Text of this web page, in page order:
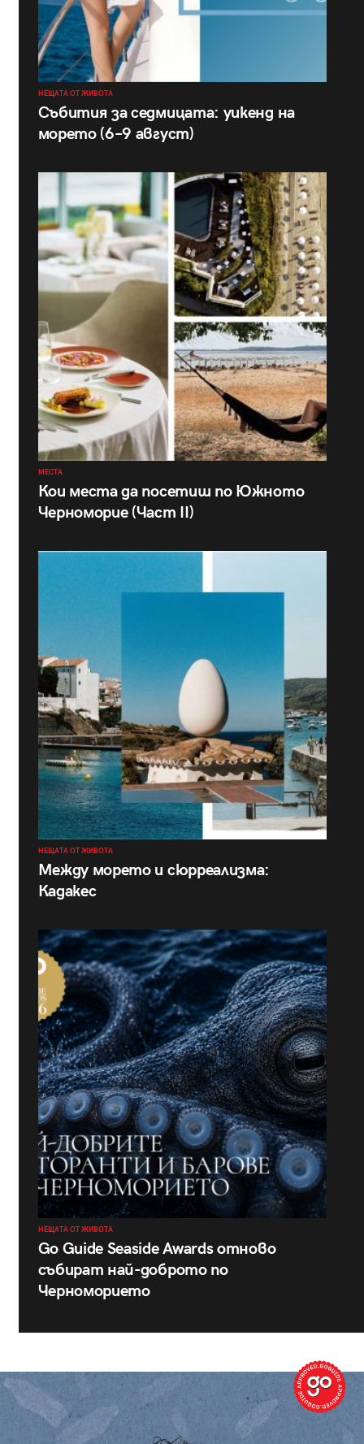
НЕЩАТА ОТ ЖИВОТА
Събития за седмицата: уикенд на
морето (6–9 август)
МЕСТА
Кои места да посетиш по Южното
Черноморие (Част II)
НЕЩАТА ОТ ЖИВОТА
Между морето и сюрреализма:
Кадакес
НЕЩАТА ОТ ЖИВОТА
Go Guide Seaside Awards отново
събират най-доброто по
Черноморието